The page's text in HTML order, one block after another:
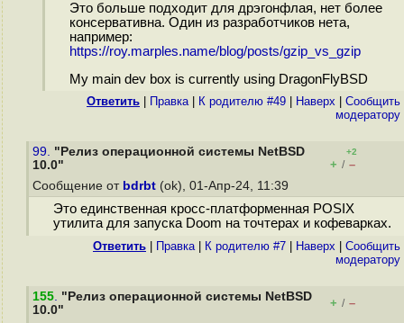
Это больше подходит для дрэгонфлая, нет более
консервативна. Один из разработчиков нета,
например:
https://roy.marples.name/blog/posts/gzip_vs_gzip
My main dev box is currently using DragonFlyBSD
Ответить Правка| К родителю #49 Наверх
Cообщить
модератору
99. "Релиз операционной системы NetBSD
10.0"
+2
+ / –
Сообщение от bdrbt (ok), 01-Апр-24, 11:39
Это единственная кросс-платформенная POSIX
утилита для запуска Doom на точтерах и кофеварках.
Ответить Правка| К родителю #7 Наверх
Cообщить
модератору
155. "Релиз операционной системы NetBSD
10.0"
+ / –